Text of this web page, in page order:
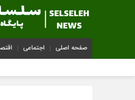
صفحه اصلی اجتماعی